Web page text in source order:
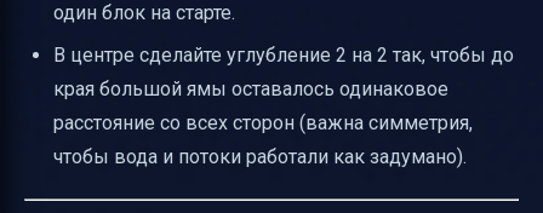
один блок на старте.
В центре сделайте углубление 2 на 2 так, чтобы до
края большой ямы оставалось одинаковое
расстояние со всех сторон (важна симметрия,
чтобы вода и потоки работали как задумано).